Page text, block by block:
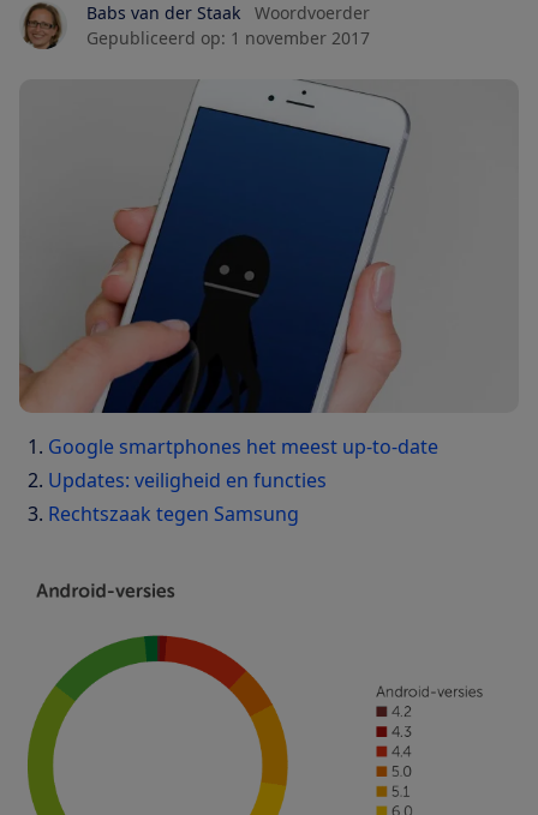
Babs van der Staak
Woordvoerder
Gepubliceerd op: 1 november 2017
Google smartphones het meest up-to-date
Updates: veiligheid en functies
Rechtszaak tegen Samsung